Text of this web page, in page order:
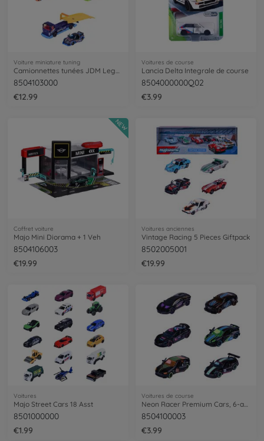
Voiture miniature tuning
8504103000
€12.99
Voitures de course
Lancia Delta Integrale de course
8504000000Q02
€3.99
Coffret voiture
Majo Mini Diorama + 1 Veh
8504106003
€19.99
NEW
Voitures anciennes
Vintage Racing 5 Pieces Giftpack
8502005001
€19.99
Voitures
Majo Street Cars 18 Asst
8501000000
€1.99
Voitures de course
8504100003
€3.99